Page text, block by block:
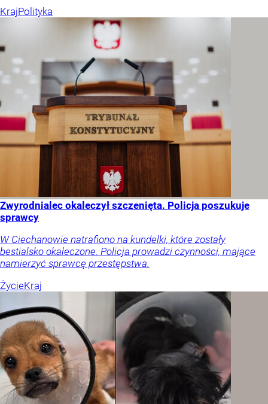
KrajPolityka
Zwyrodnialec okaleczył szczenięta. Policja poszukuje
sprawcy
W Ciechanowie natrafiono na kundelki, które zostały
bestialsko okaleczone. Policja prowadzi czynności, mające
namierzyć sprawcę przestępstwa.
ŻycieKraj